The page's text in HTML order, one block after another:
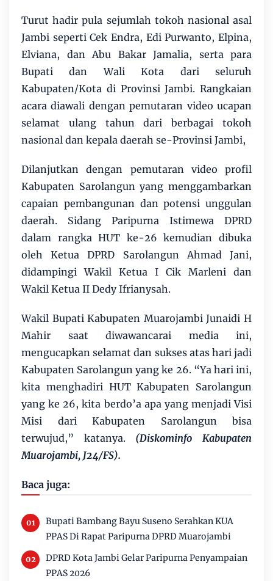
Turut hadir pula sejumlah tokoh nasional asal
Jambi seperti Cek Endra, Edi Purwanto, Elpina,
Elviana, dan Abu Bakar Jamalia, serta para
Bupati dan Wali Kota dari seluruh
Kabupaten/Kota di Provinsi Jambi. Rangkaian
acara diawali dengan pemutaran video ucapan
selamat ulang tahun dari berbagai tokoh
nasional dan kepala daerah se-Provinsi Jambi,
Dilanjutkan dengan pemutaran video profil
Kabupaten Sarolangun yang menggambarkan
capaian pembangunan dan potensi unggulan
daerah. Sidang Paripurna Istimewa DPRD
dalam rangka HUT ke-26 kemudian dibuka
oleh Ketua DPRD Sarolangun Ahmad Jani,
didampingi Wakil Ketua I Cik Marleni dan
Wakil Ketua II Dedy Ifrianysah.
Wakil Bupati Kabupaten Muarojambi Junaidi H
Mahir saat diwawancarai media ini,
mengucapkan selamat dan sukses atas hari jadi
Kabupaten Sarolangun yang ke 26. “Ya hari ini,
kita menghadiri HUT Kabupaten Sarolangun
yang ke 26, kita berdo’a apa yang menjadi Visi
Misi dari Kabupaten Sarolangun bisa
terwujud,” katanya.(Diskominfo Kabupaten
Muarojambi, J24/FS).
Baca juga:
Bupati Bambang Bayu Suseno Serahkan KUA
PPAS Di Rapat Paripurna DPRD Muarojambi
DPRD Kota Jambi Gelar Paripurna Penyampaian
PPAS 2026